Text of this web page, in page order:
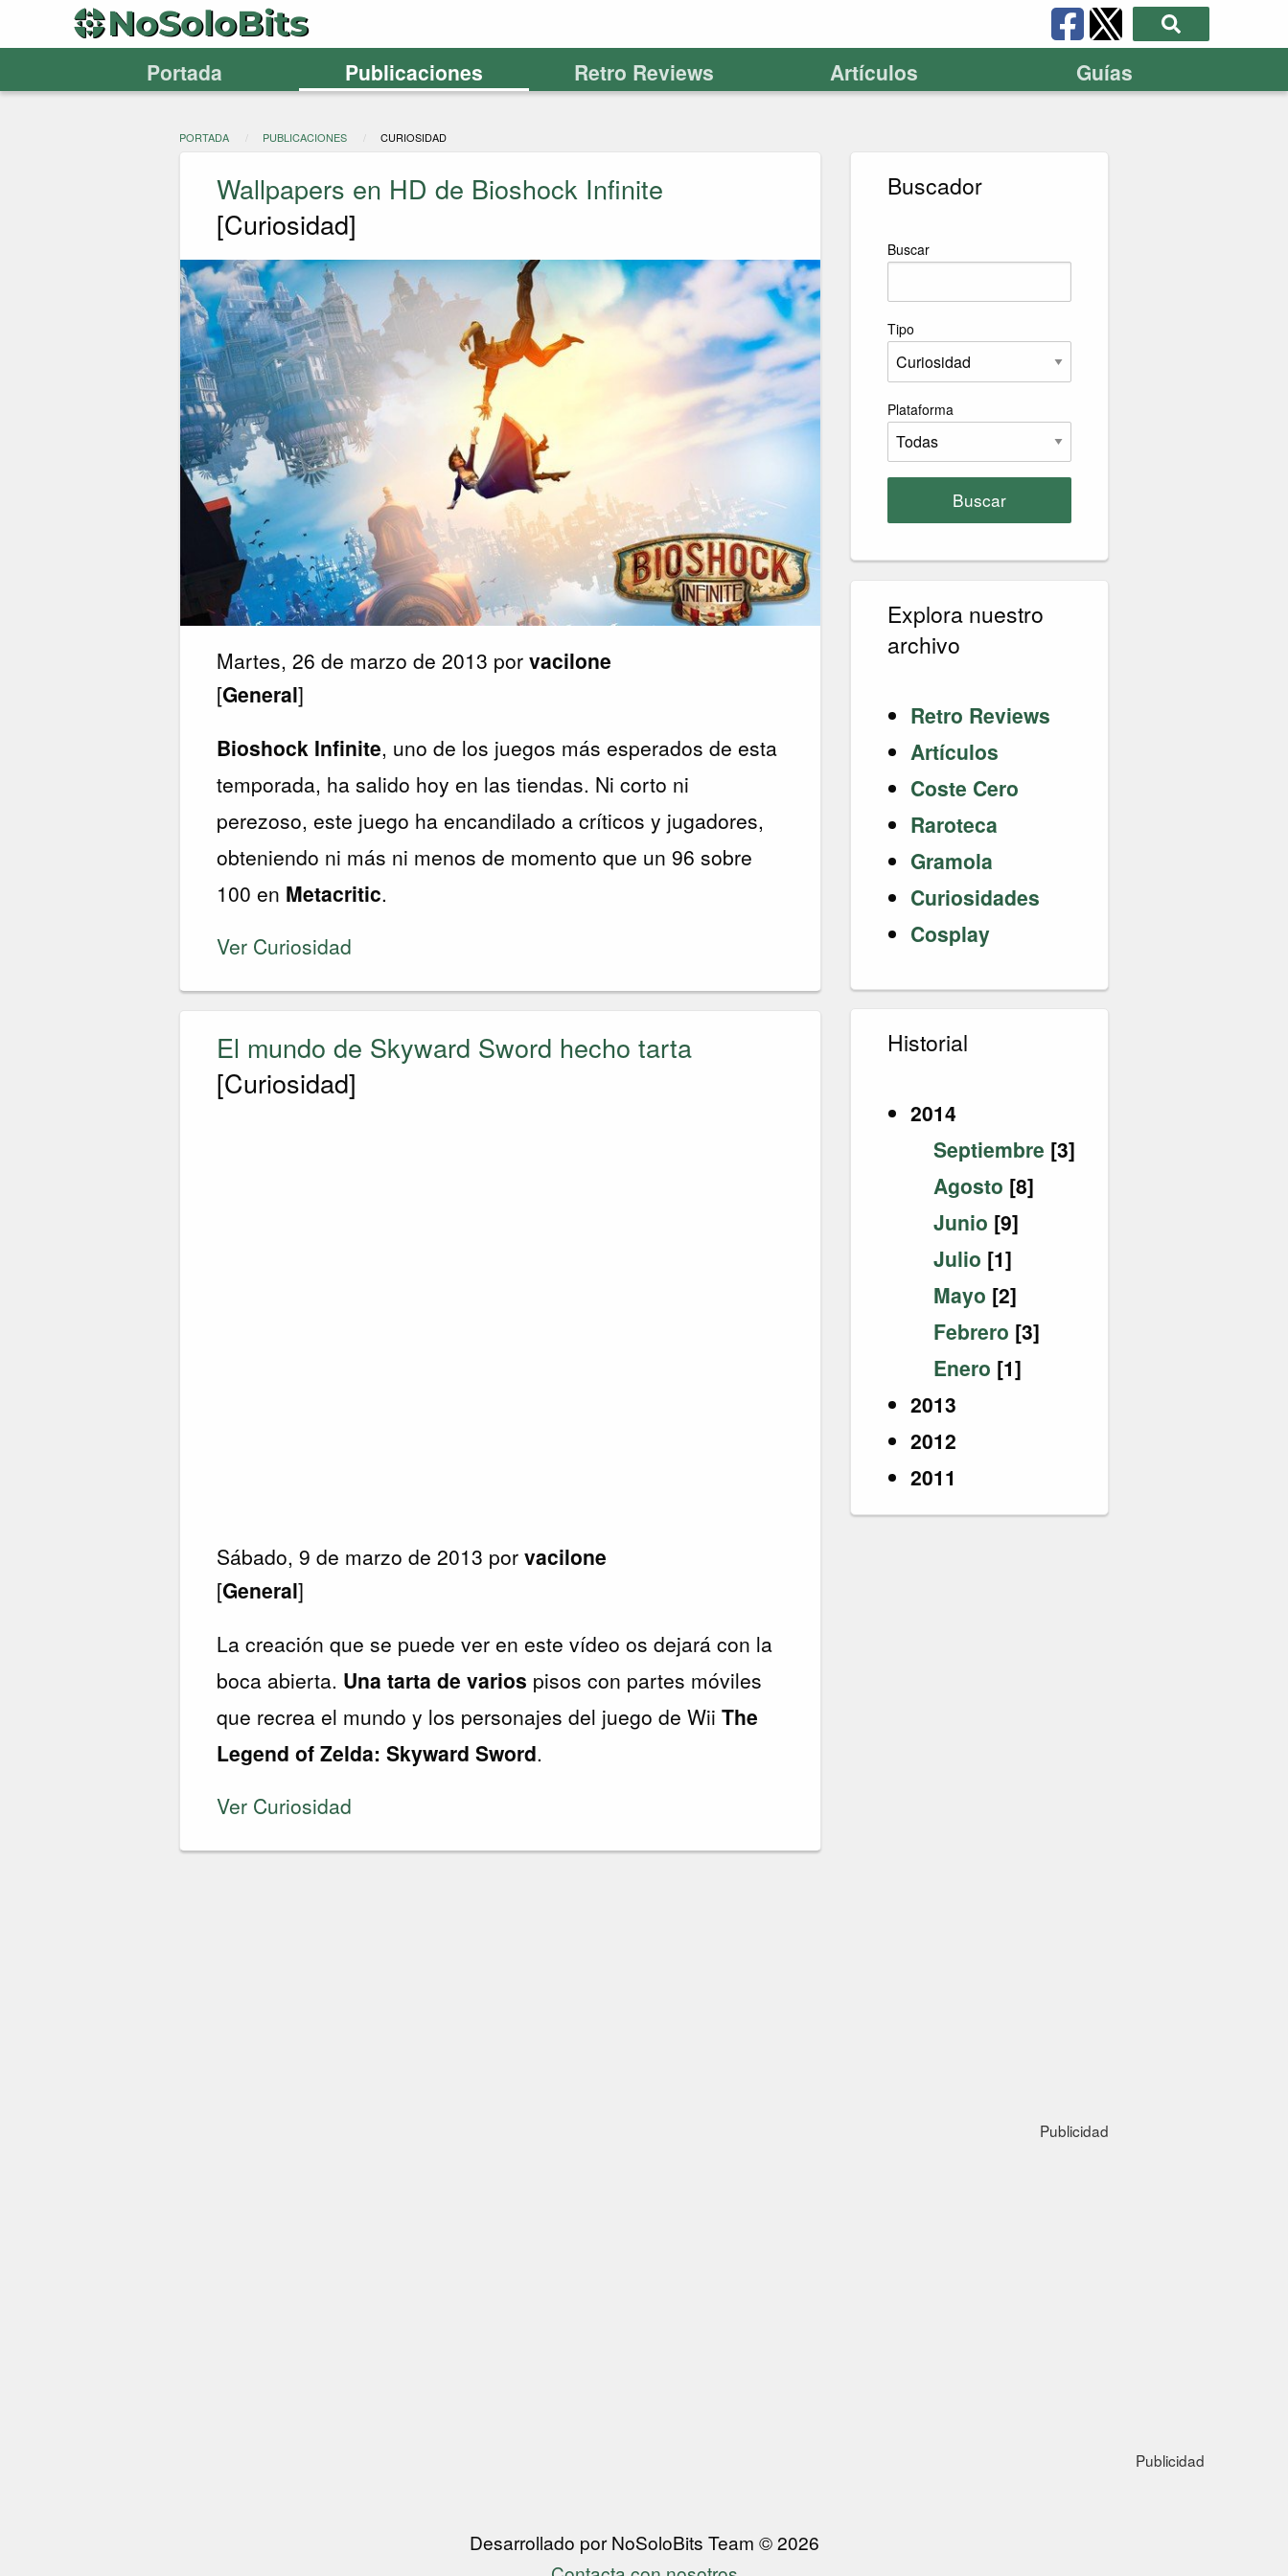
Portada Publicaciones Retro Reviews Artículos Guías
PORTADA PUBLICACIONES CURIOSIDAD
Buscador
Buscar
Tipo
Plataforma
Buscar
Explora nuestro
archivo
Retro Reviews
Artículos
Coste Cero
Raroteca
Gramola
Curiosidades
Cosplay
Historial
2014
Septiembre [3]
Agosto [8]
Junio [9]
Julio [1]
Mayo [2]
Febrero [3]
Enero [1]
2013
2012
2011
Publicidad
Wallpapers en HD de Bioshock Infinite
[Curiosidad]
Martes, 26 de marzo de 2013 porvacilone
[General]
Bioshock Infinite, uno de los juegos más esperados de esta
temporada, ha salido hoy en las tiendas. Ni corto ni
perezoso, este juego ha encandilado a críticos y jugadores,
obteniendo ni más ni menos de momento que un 96 sobre
100 en Metacritic.
Ver Curiosidad
El mundo de Skyward Sword hecho tarta
[Curiosidad]
Sábado, 9 de marzo de 2013 porvacilone
[General]
La creación que se puede ver en este vídeo os dejará con la
boca abierta. Una tarta de varios pisos con partes móviles
que recrea el mundo y los personajes del juego de WiiThe
Legend of Zelda: Skyward Sword.
Ver Curiosidad
Publicidad
Desarrollado por NoSoloBits Team © 2026